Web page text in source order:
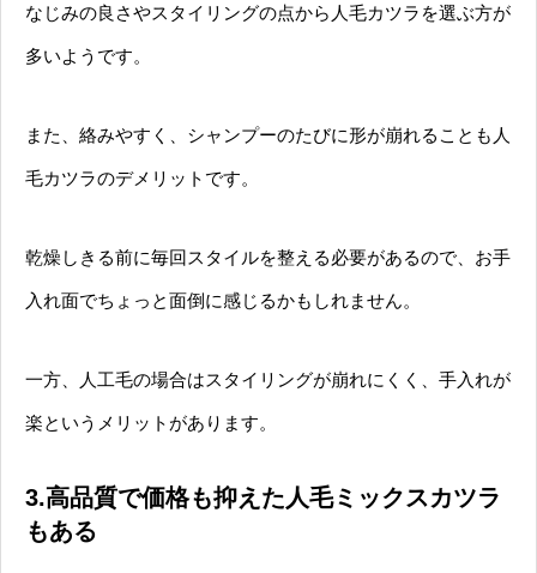
なじみの良さやスタイリングの点から人毛カツラを選ぶ方が
多いようです。
また、絡みやすく、シャンプーのたびに形が崩れることも人
毛カツラのデメリットです。
乾燥しきる前に毎回スタイルを整える必要があるので、お手
入れ面でちょっと面倒に感じるかもしれません。
一方、人工毛の場合はスタイリングが崩れにくく、手入れが
楽というメリットがあります。
3.高品質で価格も抑えた人毛ミックスカツラ
もある